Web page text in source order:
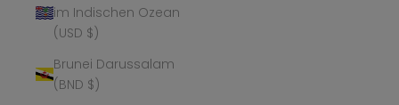
im Indischen Ozean
(USD $)
Brunei Darussalam
(BND $)